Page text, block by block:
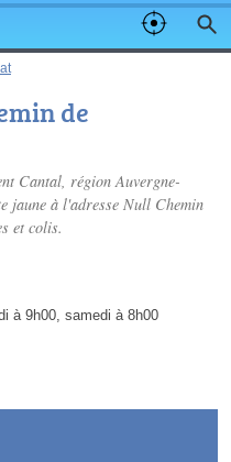
de
Cantal, région Auvergne-
jaune à l'adresse Null Chemin
et colis.
à 9h00, samedi à 8h00